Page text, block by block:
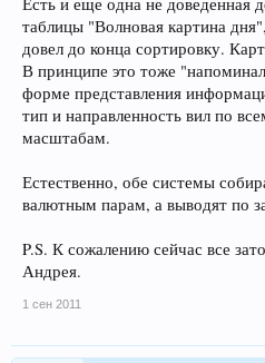
таблицы "Волновая картина
довел до конца сортировку.
В принципе это тоже
форме представления
тип и направленность вил по
масштабам.
Естественно, обе системы
валютным парам, а выводят по
P.S. К сожалению сейчас все
Андрея.
1 сен 2011